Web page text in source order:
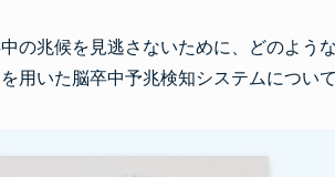
中の兆候を見逃さないために、どのよう
用いた脳卒中予兆検知システムについ